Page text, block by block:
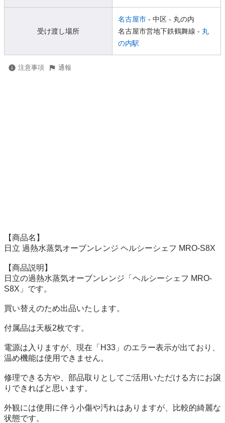
受け渡し場所
名古屋市 - 中区 - 丸の内
名古屋市営地下鉄鶴舞線 - 丸
の内駅
注意事項 通報
【商品名】
日立 過熱水蒸気オーブンレンジ ヘルシーシェフ MRO-S8X
【商品説明】
日立の過熱水蒸気オーブンレンジ「ヘルシーシェフ MRO-
S8X」です。
買い替えのため出品いたします。
付属品は天板2枚です。
電源は入りますが、現在「H33」のエラー表示が出ており、
温め機能は使用できません。
修理できる方や、部品取りとしてご活用いただける方にお譲
りできればと思います。
外観には使用に伴う小傷や汚れはありますが、比較的綺麗な
状態です。